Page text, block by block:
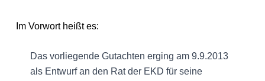
Im Vorwort heißt es:
Das vorliegende Gutachten erging am 9.9.2013
als Entwurf an den Rat der EKD für seine